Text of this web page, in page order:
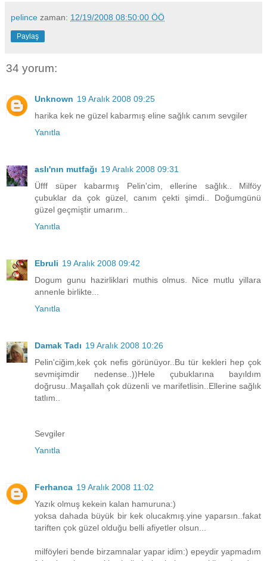
pelince zaman: 12/19/2008 08:50:00 ÖÖ
Paylaş
34 yorum:
Unknown 19 Aralık 2008 09:25
harika kek ne güzel kabarmış eline sağlık canım sevgiler
Yanıtla
aslı'nın mutfağı 19 Aralık 2008 09:31
Üfff süper kabarmış Pelin'cim, ellerine sağlık.. Milföy
çubuklar da çok güzel, canım çekti şimdi.. Doğumgünü
güzel geçmiştir umarım..
Yanıtla
Ebruli 19 Aralık 2008 09:42
Dogum gunu hazirliklari muthis olmus. Nice mutlu yillara
annenle birlikte...
Yanıtla
Damak Tadı 19 Aralık 2008 10:26
Pelin'ciğim,kek çok nefis görünüyor..Bu tür kekleri hep çok
sevmişimdir nedense..))Hele çubuklarına bayıldım
doğrusu..Maşallah çok düzenli ve marifetlisin..Ellerine sağlık
tatlım..
Sevgiler
Yanıtla
Ferhanca 19 Aralık 2008 11:02
Yazık olmuş kekein kalan hamuruna:)
yoksa dahada büyük bir kek olucakmış.yine yaparsın..fakat
tariften çok güzel olduğu belli afiyetler olsun...
milföyleri bende birzamnalar yapar idim:) epeydir yapmadım